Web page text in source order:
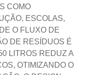
COMO
ESCOLAS,
O FLUXO DE
DE RESÍDUOS É
LITROS REDUZ A
OTIMIZANDO O